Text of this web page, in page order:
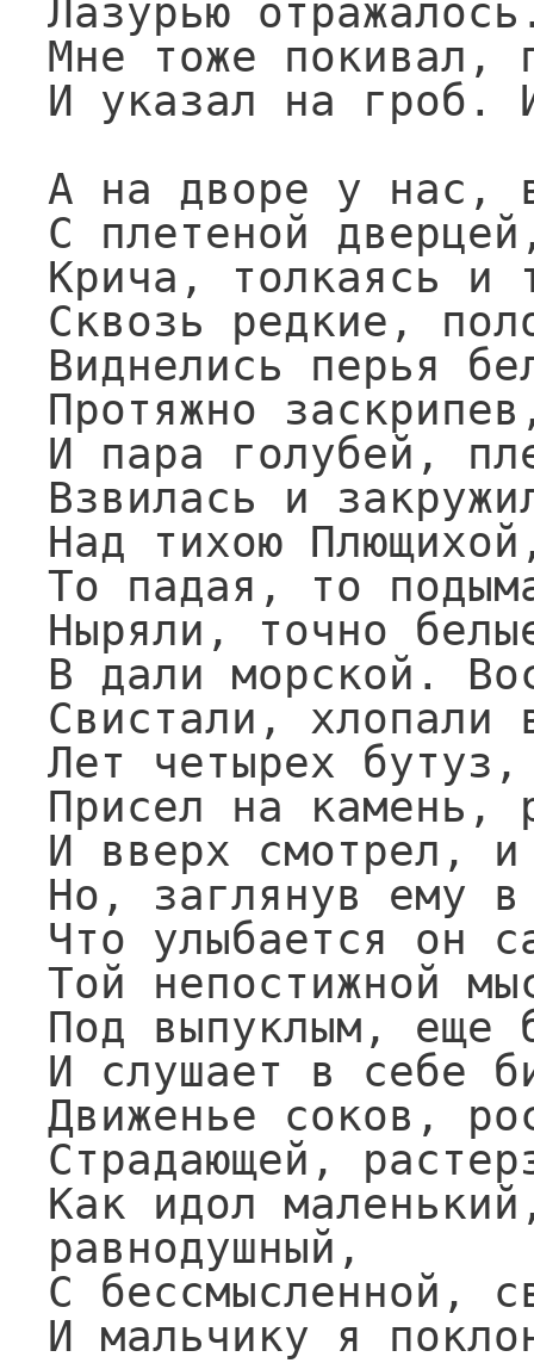
Лазурью
Мне тоже покивал,
И указал на гроб.
А на дворе у нас,
С плетеной
Крича, толкаясь и
Сквозь редкие,
Виднелись перья
Протяжно
И пара голубей,
Взвилась и
Над тихою
То падая, то
Ныряли, точно
В дали морской.
Свистали,
Лет четырех
Присел на камень,
И вверх смотрел,
Но, заглянув ему
Что улыбается он
Той непостижной
Под выпуклым, еще
И слушает в себе
Движенье соков,
Страдающей,
Как идол
равнодушный,
С бессмысленной,
И мальчику я